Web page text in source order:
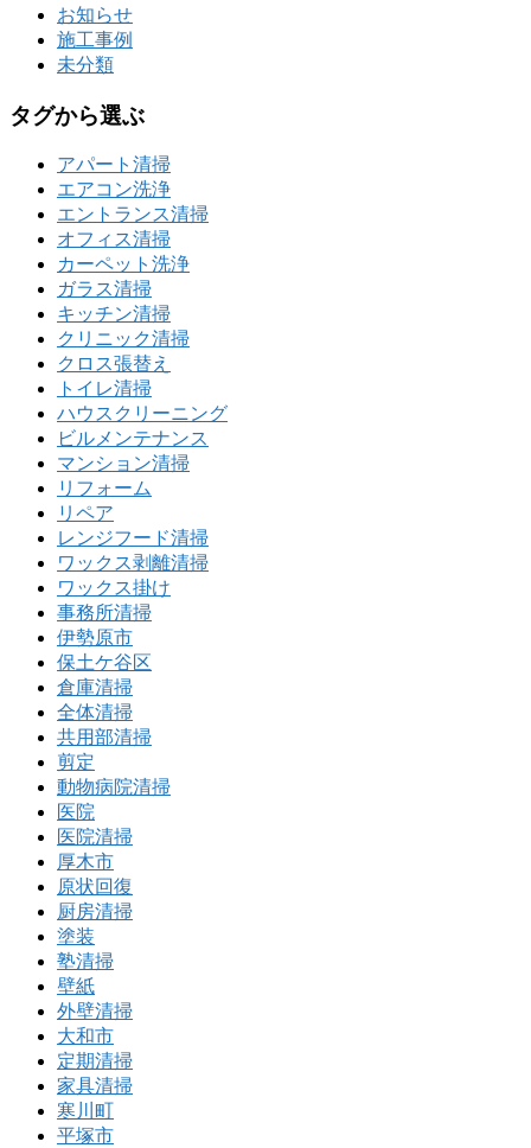
お知らせ
施工事例
未分類
タグから選ぶ
アパート清掃
エアコン洗浄
エントランス清掃
オフィス清掃
カーペット洗浄
ガラス清掃
キッチン清掃
クリニック清掃
クロス張替え
トイレ清掃
ハウスクリーニング
ビルメンテナンス
マンション清掃
リフォーム
リペア
レンジフード清掃
ワックス剥離清掃
ワックス掛け
事務所清掃
伊勢原市
保土ケ谷区
倉庫清掃
全体清掃
共用部清掃
剪定
動物病院清掃
医院
医院清掃
厚木市
原状回復
厨房清掃
塗装
塾清掃
壁紙
外壁清掃
大和市
定期清掃
家具清掃
寒川町
平塚市